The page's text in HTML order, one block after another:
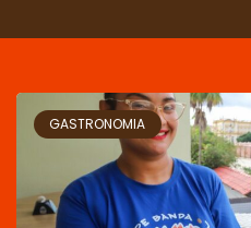
GASTRONOMIA